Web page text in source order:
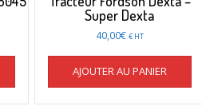
Super Dexta
40,00€ € HT
AJOUTER AU PANIER